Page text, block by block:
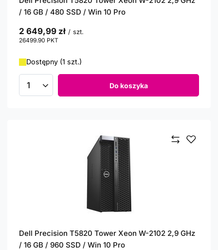
/ 16 GB / 480 SSD / Win 10 Pro
2 649,99 zł / szt.
26499.90 PKT
Dostępny (1 szt.)
Ilość produktów Do koszyka
Dell Precision T5820 Tower Xeon W-2102 2,9 GHz
/ 16 GB / 960 SSD / Win 10 Pro